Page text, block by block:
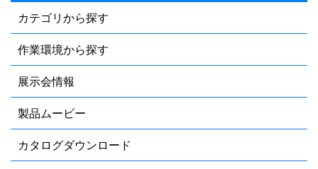
カテゴリから探す
作業環境から探す
展示会情報
製品ムービー
カタログダウンロード